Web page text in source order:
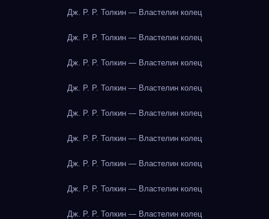
Дж. Р. Р. Толкин — Властелин колец
Дж. Р. Р. Толкин — Властелин колец
Дж. Р. Р. Толкин — Властелин колец
Дж. Р. Р. Толкин — Властелин колец
Дж. Р. Р. Толкин — Властелин колец
Дж. Р. Р. Толкин — Властелин колец
Дж. Р. Р. Толкин — Властелин колец
Дж. Р. Р. Толкин — Властелин колец
Дж. Р. Р. Толкин — Властелин колец